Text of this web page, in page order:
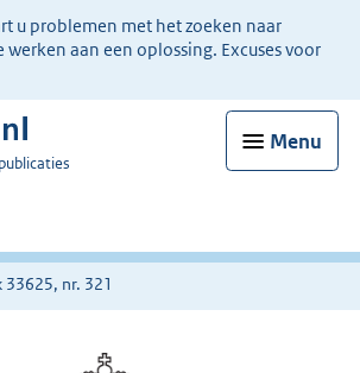
u problemen met het zoeken naar
werken aan een oplossing. Excuses voor
Menu
33625, nr. 321